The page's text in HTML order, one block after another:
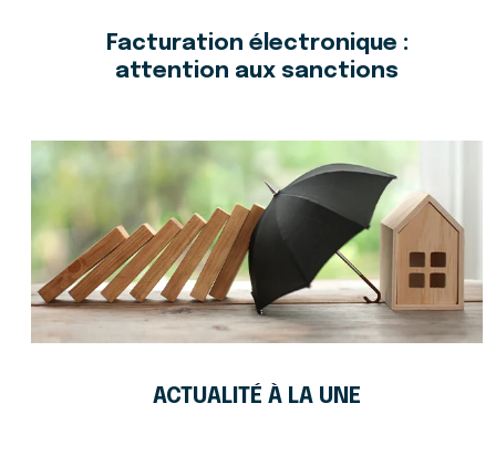
Facturation électronique :
attention aux sanctions
ACTUALITÉ À LA UNE